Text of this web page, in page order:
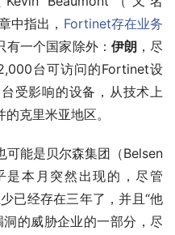
中指出， Fortinet存在业务
有一个国家除外： 伊朗 ，尽
台可访问的Fortinet设
受影响的设备，从技术上
克里米亚地区。
可能是贝尔森集团（Belsen
是本月突然出现的，尽管
已经存在三年了，并且“他
的威胁企业的一部分，尽